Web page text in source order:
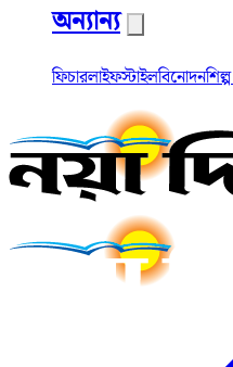
অন্যান্য
ফিচারলাইফস্টাইলবিনোদন